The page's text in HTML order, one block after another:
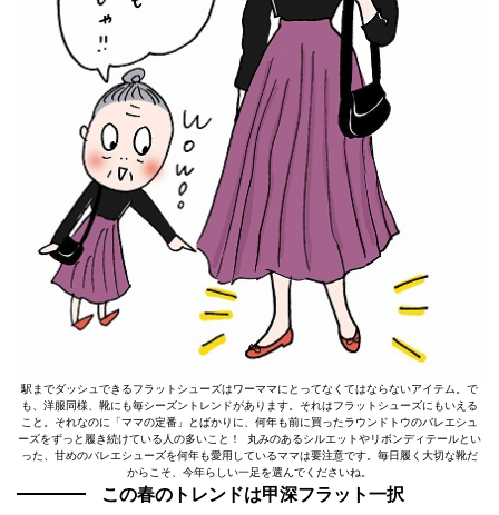
駅までダッシュできるフラットシューズはワーママにとってなくてはならないアイテム。で
も、洋服同様、靴にも毎シーズントレンドがあります。それはフラットシューズにもいえる
こと。それなのに「ママの定番」とばかりに、何年も前に買ったラウンドトウのバレエシュ
ーズをずっと履き続けている人の多いこと！ 丸みのあるシルエットやリボンディテールとい
った、甘めのバレエシューズを何年も愛用しているママは要注意です。毎日履く大切な靴だ
からこそ、今年らしい一足を選んでくださいね。
この春のトレンドは甲深フラット一択